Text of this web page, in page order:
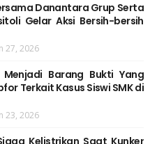
Danantara Grup Serta
Gelar Aksi Bersih-bersih
27, 2026
Menjadi Barang Bukti Yang
Terkait Kasus Siswi SMK di
23, 2026